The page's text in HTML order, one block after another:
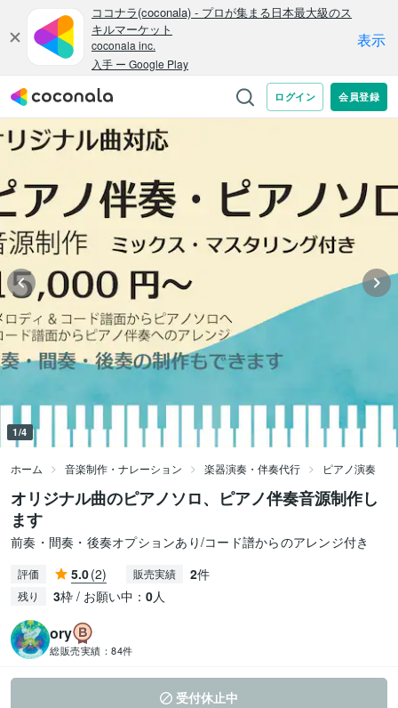
1/4
ホーム 音楽制作・ナレーション 楽器演奏・伴奏代行 ピアノ演奏
オリジナル曲のピアノソロ、ピアノ伴奏音源制作し
ます
前奏・間奏・後奏オプションあり/コード譜からのアレンジ付き
評価 5.0(2) 販売実績 2件
残り 3枠 / お願い中： 0人
ory
総販売実績： 84件
受付休止中